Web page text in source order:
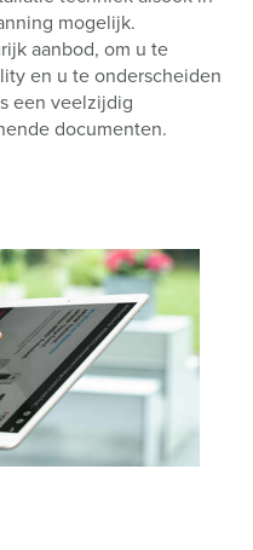
mogelijk.
aanbod, om u te
en u te onderscheiden
een veelzijdig
documenten.